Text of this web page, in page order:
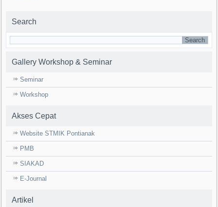
Search
Gallery Workshop & Seminar
Seminar
Workshop
Akses Cepat
Website STMIK Pontianak
PMB
SIAKAD
E-Journal
Artikel